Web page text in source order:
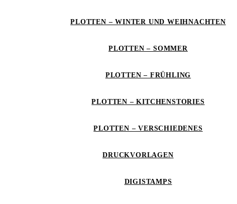
PLOTTEN – WINTER UND WEIHNACHTEN
PLOTTEN – SOMMER
PLOTTEN – FRÜHLING
PLOTTEN – KITCHENSTORIES
PLOTTEN – VERSCHIEDENES
DRUCKVORLAGEN
DIGISTAMPS